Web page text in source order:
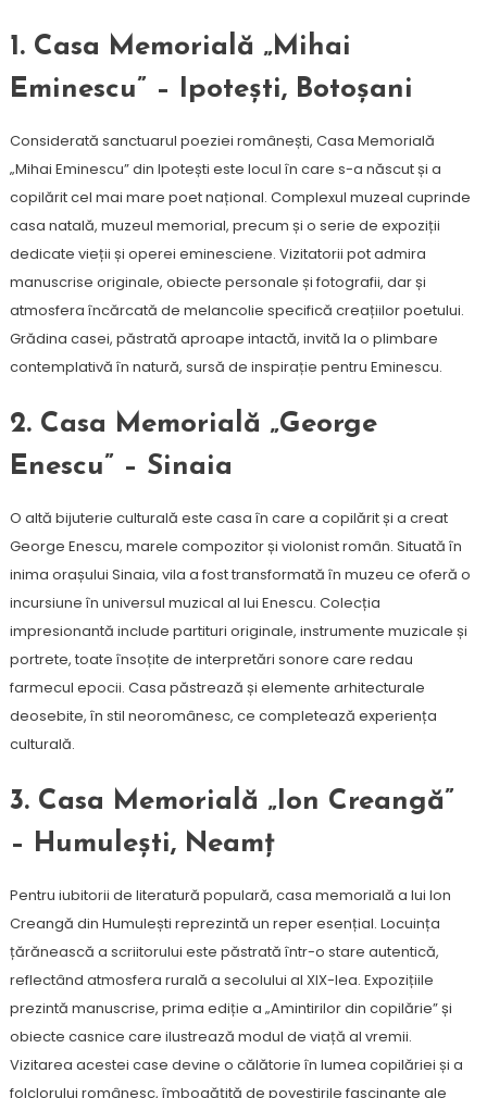
1. Casa Memorială „Mihai
Eminescu” – Ipotești, Botoșani
Considerată sanctuarul poeziei românești, Casa Memorială
„Mihai Eminescu” din Ipotești este locul în care s-a născut și a
copilărit cel mai mare poet național. Complexul muzeal cuprinde
casa natală, muzeul memorial, precum și o serie de expoziții
dedicate vieții și operei eminesciene. Vizitatorii pot admira
manuscrise originale, obiecte personale și fotografii, dar și
atmosfera încărcată de melancolie specifică creațiilor poetului.
Grădina casei, păstrată aproape intactă, invită la o plimbare
contemplativă în natură, sursă de inspirație pentru Eminescu.
2. Casa Memorială „George
Enescu” – Sinaia
O altă bijuterie culturală este casa în care a copilărit și a creat
George Enescu, marele compozitor și violonist român. Situată în
inima orașului Sinaia, vila a fost transformată în muzeu ce oferă o
incursiune în universul muzical al lui Enescu. Colecția
impresionantă include partituri originale, instrumente muzicale și
portrete, toate însoțite de interpretări sonore care redau
farmecul epocii. Casa păstrează și elemente arhitecturale
deosebite, în stil neoromânesc, ce completează experiența
culturală.
3. Casa Memorială „Ion Creangă”
– Humulești, Neamț
Pentru iubitorii de literatură populară, casa memorială a lui Ion
Creangă din Humulești reprezintă un reper esențial. Locuința
țărănească a scriitorului este păstrată într-o stare autentică,
reflectând atmosfera rurală a secolului al XIX-lea. Expozițiile
prezintă manuscrise, prima ediție a „Amintirilor din copilărie” și
obiecte casnice care ilustrează modul de viață al vremii.
Vizitarea acestei case devine o călătorie în lumea copilăriei și a
folclorului românesc, îmbogățită de povestirile fascinante ale